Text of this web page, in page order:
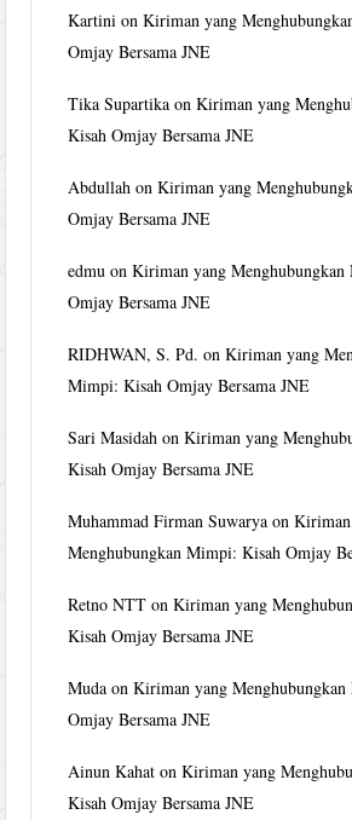
Kartini onKiriman yang
Omjay Bersama JNE
Tika Supartika onKiriman yang
Kisah Omjay Bersama JNE
Abdullah onKiriman yang
Omjay Bersama JNE
edmu onKiriman yang
Omjay Bersama JNE
RIDHWAN, S. Pd. onKiriman yang
Mimpi: Kisah Omjay Bersama JNE
Sari Masidah onKiriman yang
Kisah Omjay Bersama JNE
Muhammad Firman Suwarya on
Menghubungkan Mimpi: Kisah Omjay
Retno NTT onKiriman yang
Kisah Omjay Bersama JNE
Muda onKiriman yang
Omjay Bersama JNE
Ainun Kahat onKiriman yang
Kisah Omjay Bersama JNE